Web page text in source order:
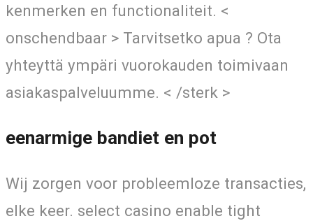
kenmerken en functionaliteit. <
onschendbaar > Tarvitsetko apua ? Ota
yhteyttä ympäri vuorokauden toimivaan
asiakaspalveluumme. < /sterk >
eenarmige bandiet en pot
Wij zorgen voor probleemloze transacties,
elke keer. select casino enable tight